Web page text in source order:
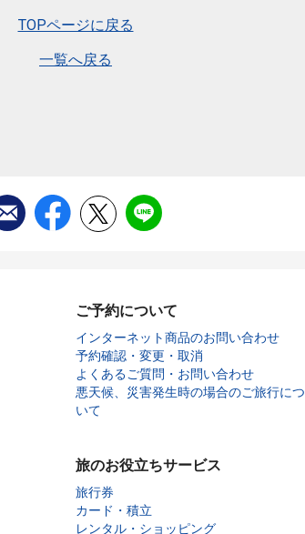
TOPページに戻る
一覧へ戻る
ご予約について
インターネット商品のお問い合わせ
予約確認・変更・取消
よくあるご質問・お問い合わせ
悪天候、災害発生時の場合のご旅行につ
いて
旅のお役立ちサービス
旅行券
カード・積立
レンタル・ショッピング